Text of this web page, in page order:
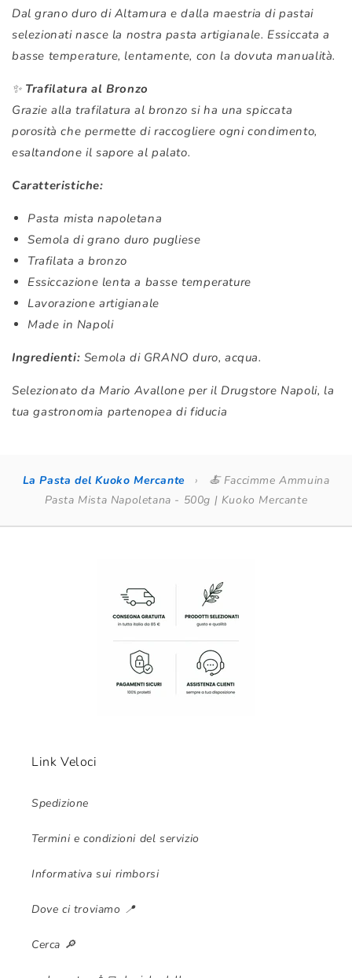
Dal grano duro di Altamura e dalla maestria di pastai
selezionati nasce la nostra pasta artigianale. Essiccata a
basse temperature, lentamente, con la dovuta manualità.
✨ Trafilatura al Bronzo
Grazie alla trafilatura al bronzo si ha una spiccata
porosità che permette di raccogliere ogni condimento,
esaltandone il sapore al palato.
Caratteristiche:
Pasta mista napoletana
Semola di grano duro pugliese
Trafilata a bronzo
Essiccazione lenta a basse temperature
Lavorazione artigianale
Made in Napoli
Ingredienti: Semola di GRANO duro, acqua.
Selezionato da Mario Avallone per il Drugstore Napoli, la
tua gastronomia partenopea di fiducia
La Pasta del Kuoko Mercante ›
🍝 Faccimme Ammuina
Pasta Mista Napoletana - 500g | Kuoko Mercante
Link Veloci
Spedizione
Termini e condizioni del servizio
Informativa sui rimborsi
Dove ci troviamo 📍
Cerca 🔎